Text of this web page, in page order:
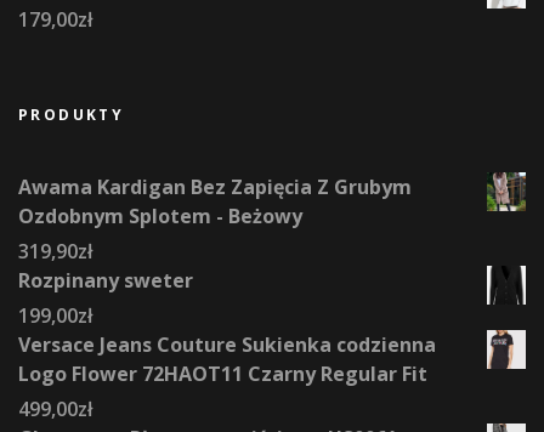
179,00zł
PRODUKTY
Awama Kardigan Bez Zapięcia Z Grubym
Ozdobnym Splotem - Beżowy
319,90zł
Rozpinany sweter
199,00zł
Versace Jeans Couture Sukienka codzienna
Logo Flower 72HAOT11 Czarny Regular Fit
499,00zł